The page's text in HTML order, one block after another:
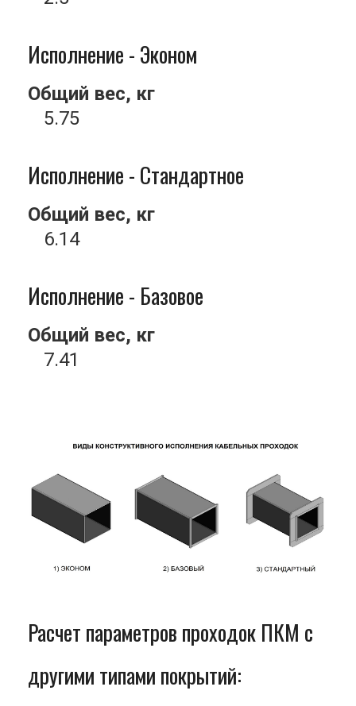
Исполнение - Эконом
Общий вес, кг
5.75
Исполнение - Стандартное
Общий вес, кг
6.14
Исполнение - Базовое
Общий вес, кг
7.41
Расчет параметров проходок ПКМ с
другими типами покрытий: